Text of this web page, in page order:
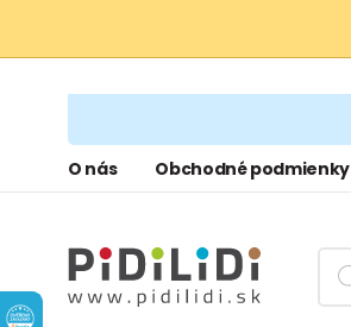
O nás Obchodné podmienky